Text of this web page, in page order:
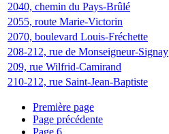
2040, chemin du Pays-Brûlé
2055, route Marie-Victorin
2070, boulevard Louis-Fréchette
208-212, rue de Monseigneur-Signay
209, rue Wilfrid-Camirand
210-212, rue Saint-Jean-Baptiste
Première page
Page précédente
Page 6